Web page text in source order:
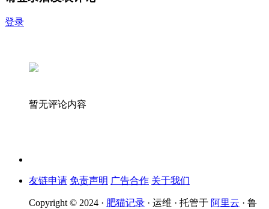
登录
暂无评论内容
友链申请 免责声明 广告合作 关于我们
Copyright © 2024 · 肥猫记录 · 运维 · 托管于 阿里云 · 鲁